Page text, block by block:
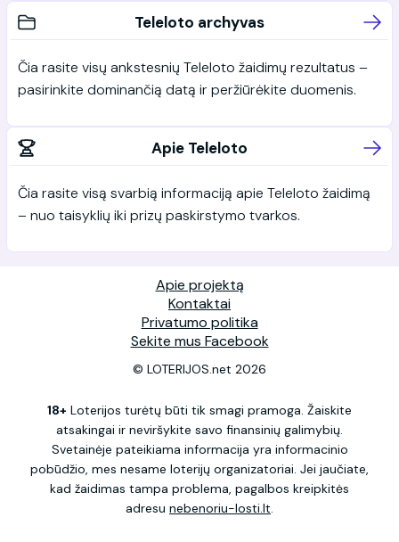
Teleloto archyvas
Čia rasite visų ankstesnių Teleloto žaidimų rezultatus –
pasirinkite dominančią datą ir peržiūrėkite duomenis.
Apie Teleloto
Čia rasite visą svarbią informaciją apie Teleloto žaidimą
– nuo taisyklių iki prizų paskirstymo tvarkos.
Apie projektą
Kontaktai
Privatumo politika
Sekite mus Facebook
© LOTERIJOS.net 2026
18+ Loterijos turėtų būti tik smagi pramoga. Žaiskite
atsakingai ir neviršykite savo finansinių galimybių.
Svetainėje pateikiama informacija yra informacinio
pobūdžio, mes nesame loterijų organizatoriai. Jei jaučiate,
kad žaidimas tampa problema, pagalbos kreipkitės
adresu nebenoriu-losti.lt